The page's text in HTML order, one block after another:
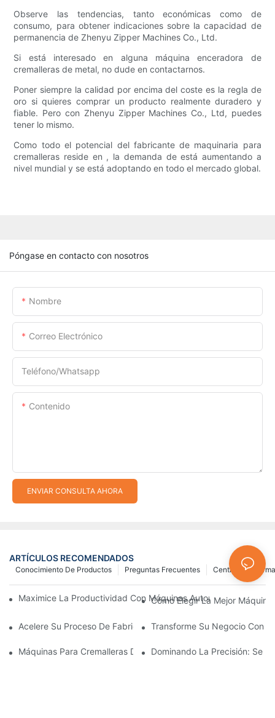
Observe las tendencias, tanto económicas como de
consumo, para obtener indicaciones sobre la capacidad de
permanencia de Zhenyu Zipper Machines Co., Ltd.
Si está interesado en alguna máquina enceradora de
cremalleras de metal, no dude en contactarnos.
Poner siempre la calidad por encima del coste es la regla de
oro si quieres comprar un producto realmente duradero y
fiable. Pero con Zhenyu Zipper Machines Co., Ltd, puedes
tener lo mismo.
Como todo el potencial del fabricante de maquinaria para
cremalleras reside en , la demanda de está aumentando a
nivel mundial y se está adoptando en todo el mercado global.
Póngase en contacto con nosotros
Nombre
Correo Electrónico
Teléfono/whatsapp
Contenido
ENVIAR CONSULTA AHORA
ARTÍCULOS RECOMENDADOS
Centro De
Preguntas Frecuentes
Conocimiento De Productos
Maximice La Productividad Con Máquinas Automáticas Para
Cómo Elegir La Mejor
Acelere Su Proceso De Fabricación De Cremalleras Con
Transforme Su Negocio Con
Máquinas Para Cremalleras De Plástico: Una Guía Completa
Dominando La Precisión: Se